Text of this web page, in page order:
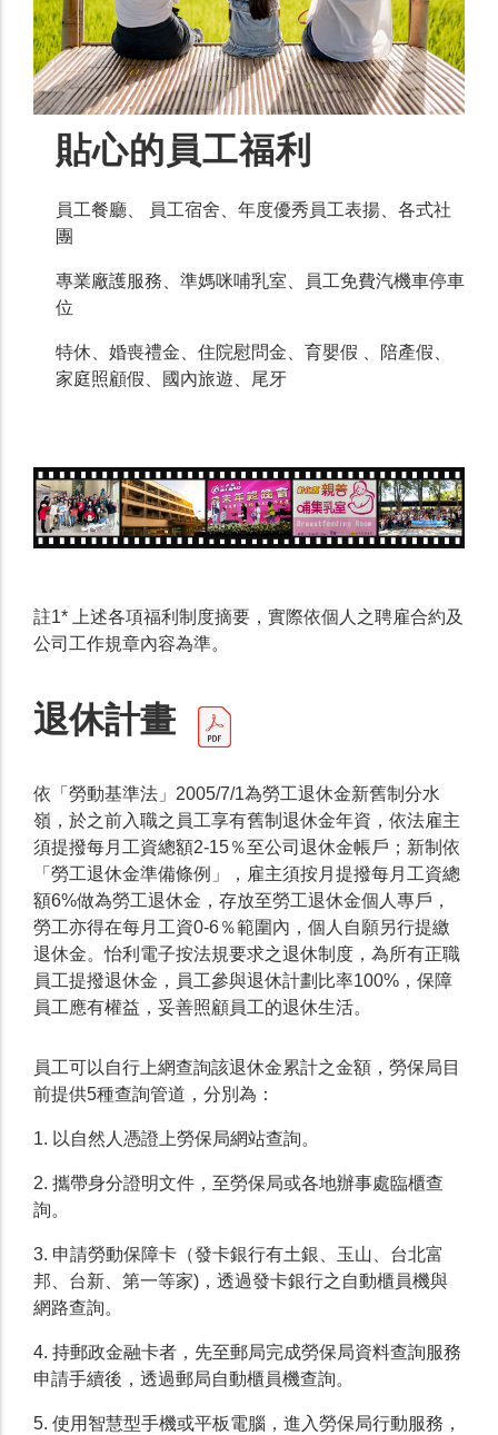
貼心的員工福利
員工餐廳、 員工宿舍、年度優秀員工表揚、各式社
團
專業廠護服務、準媽咪哺乳室、員工免費汽機車停車
位
特休、婚喪禮金、住院慰問金、育嬰假 、陪產假、
家庭照顧假、國內旅遊、尾牙
註1* 上述各項福利制度摘要，實際依個人之聘雇合約及
公司工作規章內容為準。
退休計畫
依「勞動基準法」2005/7/1為勞工退休金新舊制分水
嶺，於之前入職之員工享有舊制退休金年資，依法雇主
須提撥每月工資總額2-15％至公司退休金帳戶；新制依
「勞工退休金準備條例」，雇主須按月提撥每月工資總
額6%做為勞工退休金，存放至勞工退休金個人專戶，
勞工亦得在每月工資0-6％範圍內，個人自願另行提繳
退休金。怡利電子按法規要求之退休制度，為所有正職
員工提撥退休金，員工參與退休計劃比率100%，保障
員工應有權益，妥善照顧員工的退休生活。
員工可以自行上網查詢該退休金累計之金額，勞保局目
前提供5種查詢管道，分別為：
1. 以自然人憑證上勞保局網站查詢。
2. 攜帶身分證明文件，至勞保局或各地辦事處臨櫃查
詢。
3. 申請勞動保障卡（發卡銀行有土銀、玉山、台北富
邦、台新、第一等家)，透過發卡銀行之自動櫃員機與
網路查詢。
4. 持郵政金融卡者，先至郵局完成勞保局資料查詢服務
申請手續後，透過郵局自動櫃員機查詢。
5. 使用智慧型手機或平板電腦，進入勞保局行動服務，